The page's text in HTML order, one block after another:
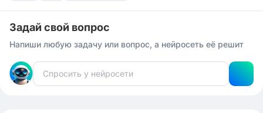
Задай свой вопрос
Напиши любую задачу или вопрос, а нейросеть её решит